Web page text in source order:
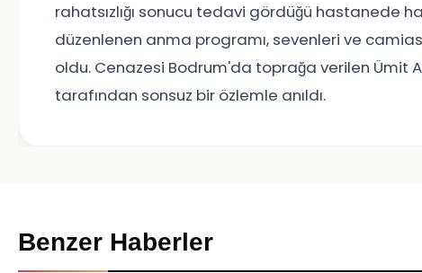
rahatsızlığı sonucu tedavi gördüğü hastanede
düzenlenen anma programı, sevenleri ve
oldu. Cenazesi Bodrum'da toprağa verilen Ümit
tarafından sonsuz bir özlemle anıldı.
Benzer Haberler